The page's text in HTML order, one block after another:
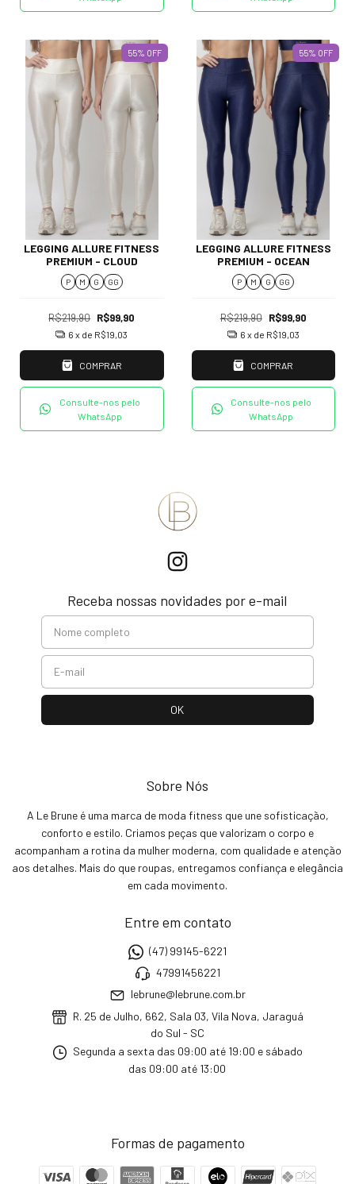
55% OFF
LEGGING ALLURE FITNESS
PREMIUM - CLOUD
P M G GG
R$219,90 R$99,90
6 x de R$19,03
COMPRAR
Consulte-nos pelo
WhatsApp
55% OFF
LEGGING ALLURE FITNESS
PREMIUM - OCEAN
P M G GG
R$219,90 R$99,90
6 x de R$19,03
COMPRAR
Consulte-nos pelo
WhatsApp
Receba nossas novidades por e-mail
Sobre Nós
A Le Brune é uma marca de moda fitness que une sofisticação,
conforto e estilo. Criamos peças que valorizam o corpo e
acompanham a rotina da mulher moderna, com qualidade e atenção
aos detalhes. Mais do que roupas, entregamos confiança e elegância
em cada movimento.
Entre em contato
(47) 99145-6221
47991456221
lebrune@lebrune.com.br
R. 25 de Julho, 662, Sala 03, Vila Nova, Jaraguá
do Sul - SC
Segunda a sexta das 09:00 até 19:00 e sábado
das 09:00 até 13:00
Formas de pagamento